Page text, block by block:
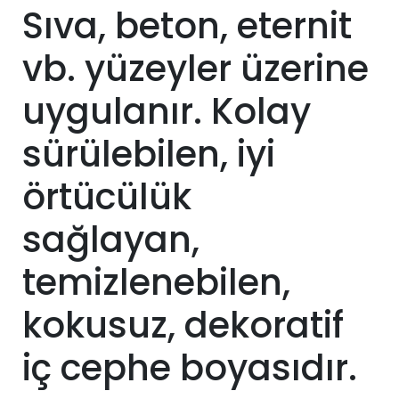
Sıva, beton, eternit
vb. yüzeyler üzerine
uygulanır. Kolay
sürülebilen, iyi
örtücülük
sağlayan,
temizlenebilen,
kokusuz, dekoratif
iç cephe boyasıdır.